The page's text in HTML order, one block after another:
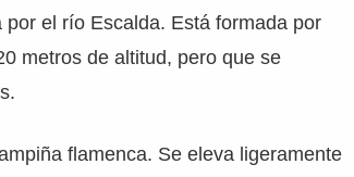
el río Escalda. Está formada por
metros de altitud, pero que se
flamenca. Se eleva ligeramente